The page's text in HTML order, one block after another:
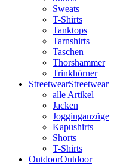
Sweats
T-Shirts
Tanktops
Tarnshirts
Taschen
Thorshammer
Trinkhörner
StreetwearStreetwear
alle Artikel
Jacken
Jogginganzüge
Kapushirts
Shorts
T-Shirts
OutdoorOutdoor